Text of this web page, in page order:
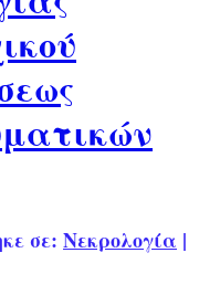
σε: Νεκρολογία |